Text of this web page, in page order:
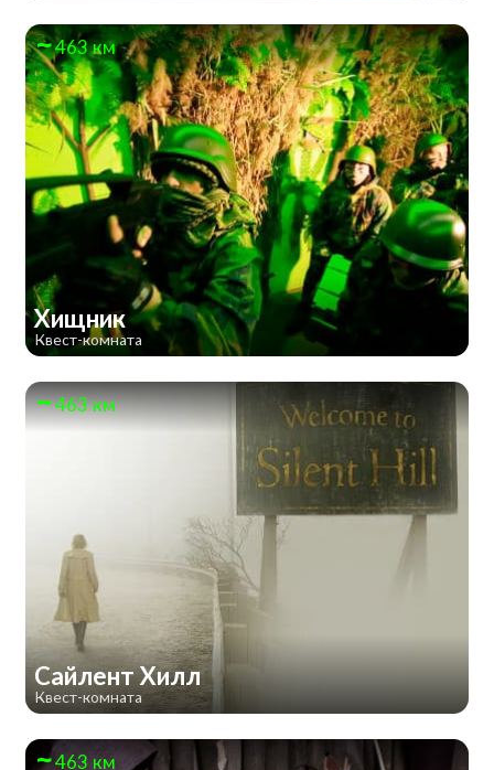
463 км
Хищник
Квест-комната
463 км
Сайлент Хилл
Квест-комната
463 км